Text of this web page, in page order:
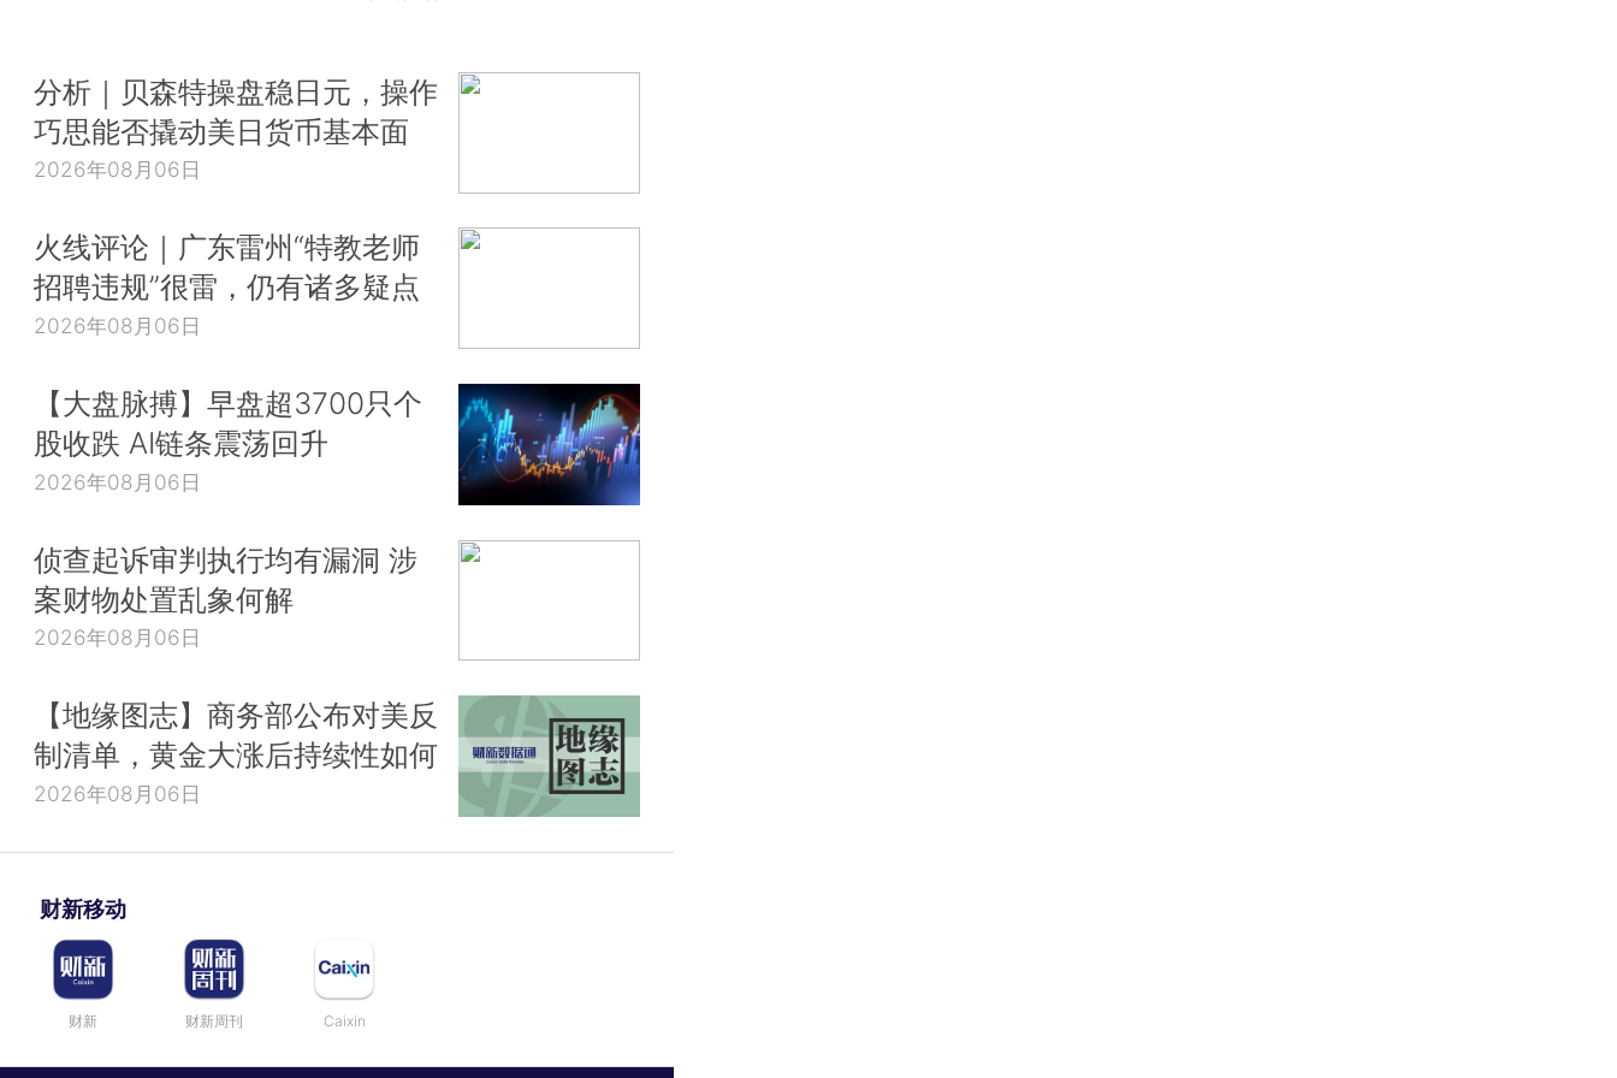
分析｜贝森特操盘稳日元，操作
巧思能否撬动美日货币基本面
2026年08月06日
火线评论｜广东雷州“特教老师
招聘违规”很雷，仍有诸多疑点
2026年08月06日
【大盘脉搏】早盘超3700只个
股收跌 AI链条震荡回升
2026年08月06日
侦查起诉审判执行均有漏洞 涉
案财物处置乱象何解
2026年08月06日
【地缘图志】商务部公布对美反
制清单，黄金大涨后持续性如何
2026年08月06日
财新移动
财新 财新周刊 Caixin